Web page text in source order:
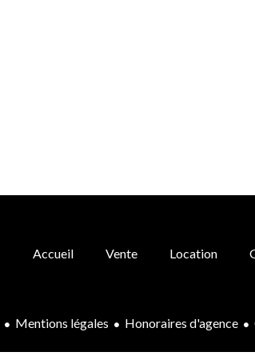
Accueil Vente Location
Mentions légales Honoraires d'agence